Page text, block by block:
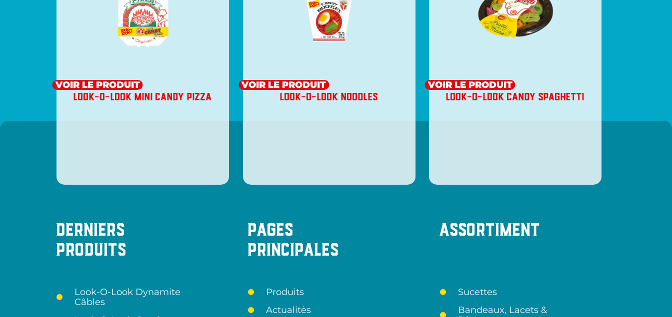
LOOK-O-LOOK MINI CANDY PIZZA
VOIR LE PRODUIT
LOOK-O-LOOK NOODLES
VOIR LE PRODUIT
LOOK-O-LOOK CANDY SPAGHETTI
VOIR LE PRODUIT
Derniers
produits
Look-O-Look Dynamite
Câbles
Pages
principales
Produits
Actualitės
Assortiment
Sucettes
Bandeaux, Lacets &